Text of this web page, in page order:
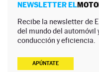
NEWSLETTER EL
Recibe la newsletter de
del mundo del automóvil
conducción y eficiencia.
APÚNTATE